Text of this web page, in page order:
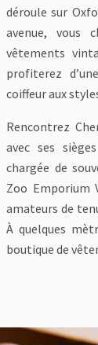
déroule sur
avenue, vous
vêtements
profiterez
coiffeur aux
Rencontrez
avec ses
chargée de
Zoo Emporium
amateurs de
À quelques
boutique de